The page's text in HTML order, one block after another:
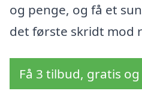
og penge, og få et
det første skridt mod
Få 3 tilbud, gratis